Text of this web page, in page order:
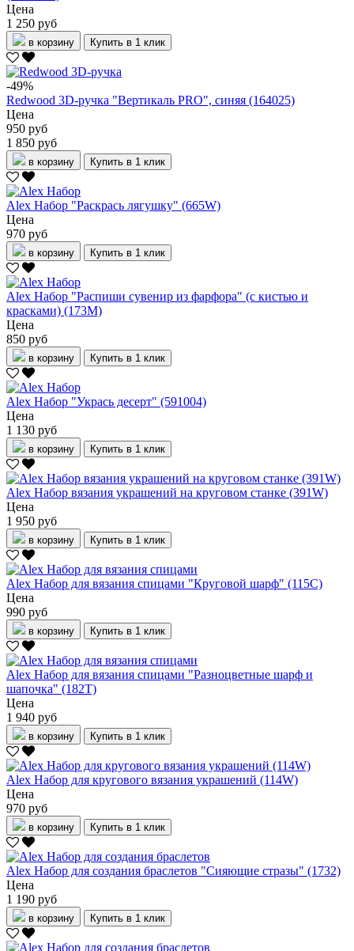
Цена
1 250 руб
в корзину Купить в 1 клик
-49%
Redwood 3D-ручка "Вертикаль PRO", синяя (164025)
Цена
950 руб
1 850 руб
в корзину Купить в 1 клик
Alex Набор "Раскрась лягушку" (665W)
Цена
970 руб
в корзину Купить в 1 клик
Alex Набор "Распиши сувенир из фарфора" (с кистью и
красками) (173M)
Цена
850 руб
в корзину Купить в 1 клик
Alex Набор "Укрась десерт" (591004)
Цена
1 130 руб
в корзину Купить в 1 клик
Alex Набор вязания украшений на круговом станке (391W)
Цена
1 950 руб
в корзину Купить в 1 клик
Alex Набор для вязания спицами "Круговой шарф" (115C)
Цена
990 руб
в корзину Купить в 1 клик
Alex Набор для вязания спицами "Разноцветные шарф и
шапочка" (182T)
Цена
1 940 руб
в корзину Купить в 1 клик
Alex Набор для кругового вязания украшений (114W)
Цена
970 руб
в корзину Купить в 1 клик
Alex Набор для создания браслетов "Сияющие стразы" (1732)
Цена
1 190 руб
в корзину Купить в 1 клик